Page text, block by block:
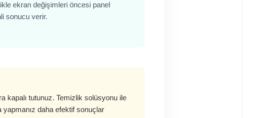
ekran değişimleri öncesi panel
sonucu verir.
kapalı tutunuz. Temizlik solüsyonu ile
yapmanız daha efektif sonuçlar